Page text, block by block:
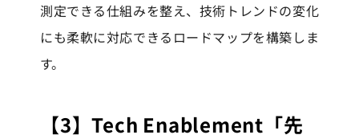
測定できる仕組みを整え、技術トレンドの変化
にも柔軟に対応できるロードマップを構築しま
す。
【3】Tech Enablement「先